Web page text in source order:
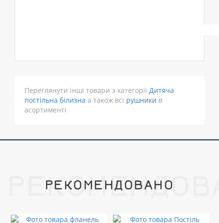
Переглянути інші товари з категорії Дитяча
постільна білизна а також всі рушники в
асортименті
РЕКОМЕНДОВАНО